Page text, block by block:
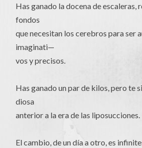
Has ganado la docena de escaleras,
fondos
que necesitan los cerebros para ser
imaginati—
vos y precisos.
Has ganado un par de kilos, pero te
diosa
anterior a la era de las liposucciones.
El cambio, de un día a otro, es